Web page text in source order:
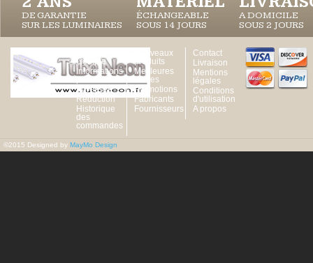
DE GARANTIE
SUR LES LUMINAIRES
ÉCHANGEABLE
SOUS 14 JOURS
A DOMICILE
SOUS 2 JOURS
Compte
Informations
personnelles
Adresses
Réduction
Historique
des
commandes
Nouveaux
produits
Meilleures
ventes
Promotions
Fabricants
Fournisseurs
Contact
Livraison
Mentions
légales
Conditions
d'utilisation
A propos
©2015 Designed by MayMo Design